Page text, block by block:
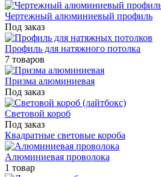
Чертежный алюминиевый профиль
Под заказ
Профиль для натяжного потолка
7 товаров
Призма алюминиевая
Под заказ
Световой короб
Под заказ
Квадратные световые короба
Алюминиевая проволока
1 товар